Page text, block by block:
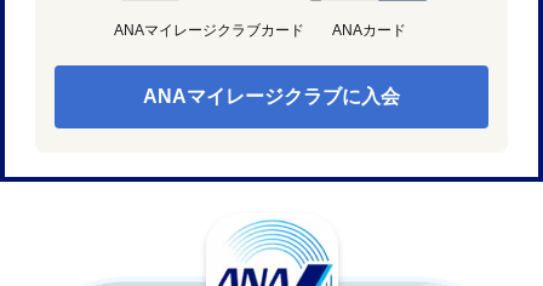
ANAマイレージクラブカード ANAカード
ANAマイレージクラブに入会